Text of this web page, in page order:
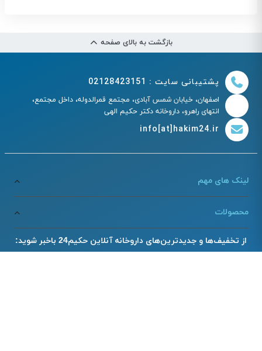
بازگشت به بالای صفحه
پشتیبانی سایت : 02128423151
اصفهان، خیابان شمس آبادی، مجتمع قمرالدوله، داخل مجتمع،
انتهای راهرو، داروخانه دکتر حکیم الهی
info[at]hakim24.ir
لینک های مهم
محصولات
از تخفیف‌ها و جدیدترین‌های داروخانه آنلاین حکیم24 باخبر شوید: